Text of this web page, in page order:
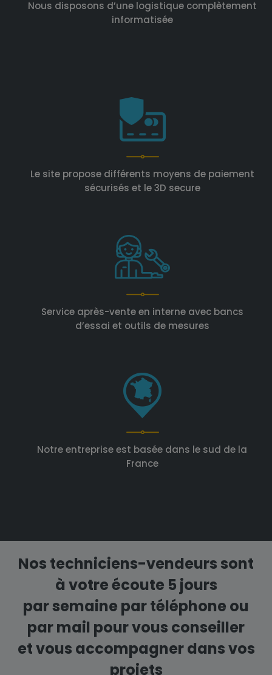
Nous disposons d’une logistique complètement
informatisée
Le site propose différents moyens de paiement
sécurisés et le 3D secure
Service après-vente en interne avec bancs
d’essai et outils de mesures
Notre entreprise est basée dans le sud de la
France
Nos techniciens-vendeurs sont
à votre écoute 5 jours
par semaine par téléphone ou
par mail pour vous conseiller
et vous accompagner dans vos
projets